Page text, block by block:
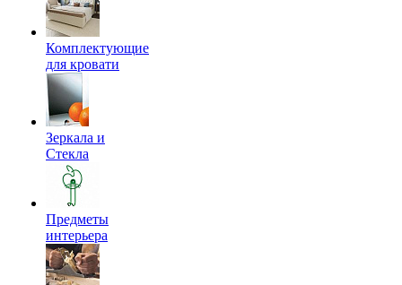
Комплектующие
для кровати
Зеркала и
Стекла
Предметы
интерьера